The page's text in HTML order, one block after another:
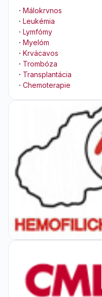
· Málokrvnos
· Leukémia
· Lymfómy
· Myelóm
· Krvácavos
· Trombóza
· Transplantácia
· Chemoterapie